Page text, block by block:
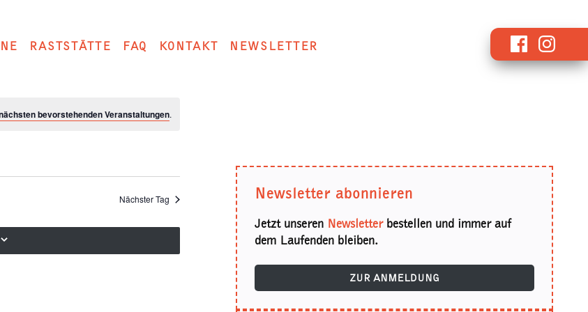
RASTSTÄTTE FAQ KONTAKT NEWSLETTER Facebook
bevorstehenden Veranstaltungen.
Nächster Tag Newsletter abonnieren
Jetzt unseren Newsletterbestellen und immer auf
dem Laufenden bleiben.
ZUR ANMELDUNG